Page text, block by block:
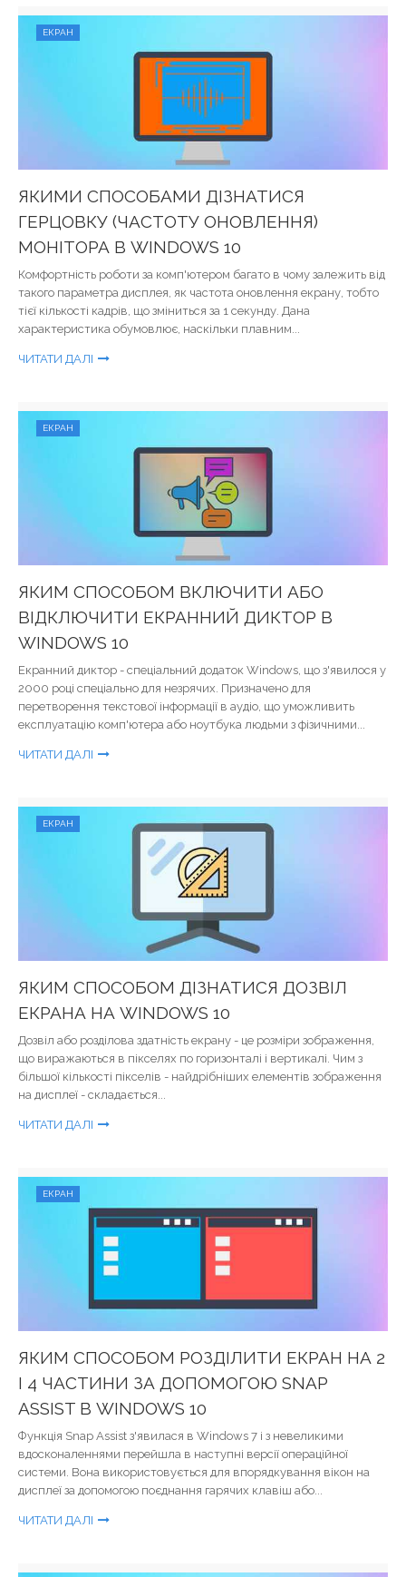
ЕКРАН
ЯКИМИ СПОСОБАМИ ДІЗНАТИСЯ
ГЕРЦОВКУ (ЧАСТОТУ ОНОВЛЕННЯ)
МОНІТОРА В WINDOWS 10
Комфортність роботи за комп'ютером багато в чому залежить від
такого параметра дисплея, як частота оновлення екрану, тобто
тієї кількості кадрів, що зміниться за 1 секунду. Дана
характеристика обумовлює, наскільки плавним...
ЧИТАТИ ДАЛІ
ЕКРАН
ЯКИМ СПОСОБОМ ВКЛЮЧИТИ АБО
ВІДКЛЮЧИТИ ЕКРАННИЙ ДИКТОР В
WINDOWS 10
Екранний диктор - спеціальний додаток Windows, що з'явилося у
2000 році спеціально для незрячих. Призначено для
перетворення текстової інформації в аудіо, що уможливить
експлуатацію комп'ютера або ноутбука людьми з фізичними...
ЧИТАТИ ДАЛІ
ЕКРАН
ЯКИМ СПОСОБОМ ДІЗНАТИСЯ ДОЗВІЛ
ЕКРАНА НА WINDOWS 10
Дозвіл або розділова здатність екрану - це розміри зображення,
що виражаються в пікселях по горизонталі і вертикалі. Чим з
більшої кількості пікселів - найдрібніших елементів зображення
на дисплеї - складається...
ЧИТАТИ ДАЛІ
ЕКРАН
ЯКИМ СПОСОБОМ РОЗДІЛИТИ ЕКРАН НА 2
І 4 ЧАСТИНИ ЗА ДОПОМОГОЮ SNAP
ASSIST В WINDOWS 10
Функція Snap Assist з'явилася в Windows 7 і з невеликими
вдосконаленнями перейшла в наступні версії операційної
системи. Вона використовується для впорядкування вікон на
дисплеї за допомогою поєднання гарячих клавіш або...
ЧИТАТИ ДАЛІ